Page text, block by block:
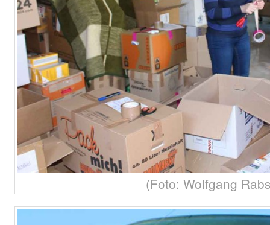
(Foto: Wolfgang